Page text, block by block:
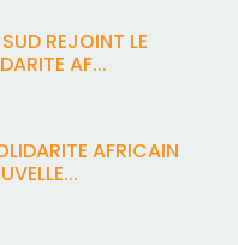
REJOINT LE
AF...
AFRICAIN